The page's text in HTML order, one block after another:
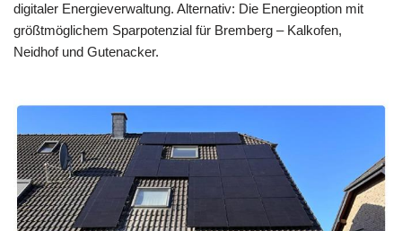
digitaler Energieverwaltung. Alternativ: Die Energieoption mit
größtmöglichem Sparpotenzial für Bremberg – Kalkofen,
Neidhof und Gutenacker.